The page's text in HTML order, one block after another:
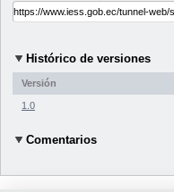
Histórico de versiones
Versión
1.0
Comentarios